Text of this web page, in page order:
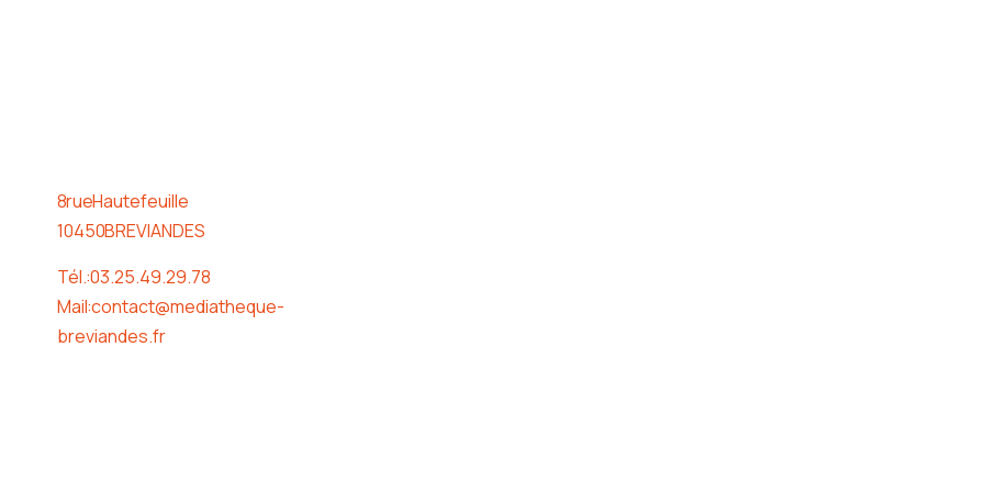
8 rue Hautefeuille
10450 BREVIANDES
Tél. : 03.25.49.29.78
Mail : contact@mediatheque-
breviandes.fr